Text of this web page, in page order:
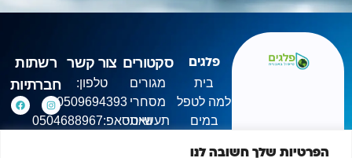
הפרטיות שלך חשובה לנו
פלגים
בית
למה לטפל
במים
סקטורים
מגורים
מסחרי
תעשייתי
צור קשר
טלפון:
0509694393
וואטסאפ:0504688967
רשתות
חברתיות